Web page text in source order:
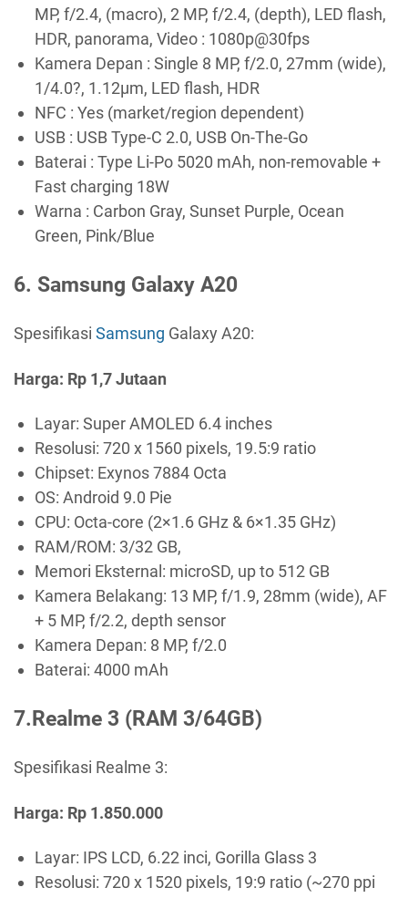
MP, f/2.4, (macro), 2 MP, f/2.4, (depth), LED flash,
HDR, panorama, Video : 1080p@30fps
Kamera Depan : Single 8 MP, f/2.0, 27mm (wide),
1/4.0?, 1.12µm, LED flash, HDR
NFC : Yes (market/region dependent)
USB : USB Type-C 2.0, USB On-The-Go
Baterai : Type Li-Po 5020 mAh, non-removable +
Fast charging 18W
Warna : Carbon Gray, Sunset Purple, Ocean
Green, Pink/Blue
6. Samsung Galaxy A20
Spesifikasi Samsung Galaxy A20:
Harga: Rp 1,7 Jutaan
Layar: Super AMOLED 6.4 inches
Resolusi: 720 x 1560 pixels, 19.5:9 ratio
Chipset: Exynos 7884 Octa
OS: Android 9.0 Pie
CPU: Octa-core (2×1.6 GHz & 6×1.35 GHz)
RAM/ROM: 3/32 GB,
Memori Eksternal: microSD, up to 512 GB
Kamera Belakang: 13 MP, f/1.9, 28mm (wide), AF
+ 5 MP, f/2.2, depth sensor
Kamera Depan: 8 MP, f/2.0
Baterai: 4000 mAh
7.Realme 3 (RAM 3/64GB)
Spesifikasi Realme 3:
Harga: Rp 1.850.000
Layar: IPS LCD, 6.22 inci, Gorilla Glass 3
Resolusi: 720 x 1520 pixels, 19:9 ratio (~270 ppi